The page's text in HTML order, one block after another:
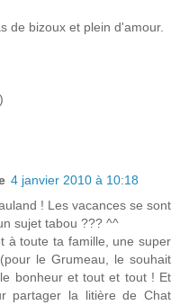
de bizoux et plein d'amour.
4 janvier 2010 à 10:18
! Les vacances se sont
sujet tabou ??? ^^
à toute ta famille, une super
le Grumeau, le souhait
bonheur et tout et tout ! Et
partager la litière de Chat